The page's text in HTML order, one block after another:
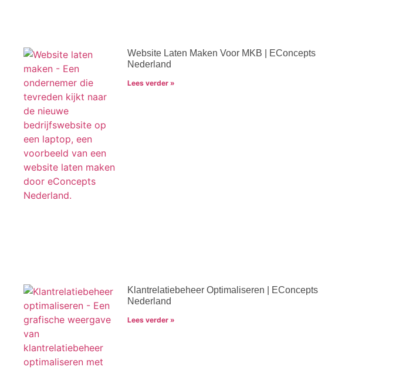
Website Laten Maken Voor MKB | EConcepts
Nederland
Lees verder »
Klantrelatiebeheer Optimaliseren | EConcepts
Nederland
Lees verder »